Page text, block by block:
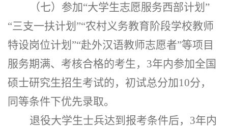
（七）参加“大学生志愿服务西部计划”
“三支一扶计划”“农村义务教育阶段学校教师
特设岗位计划”“赴外汉语教师志愿者”等项目
服务期满、考核合格的考生，3年内参加全国
硕士研究生招生考试的，初试总分加10分，
同等条件下优先录取。
退役大学生士兵达到报考条件后， 3年内